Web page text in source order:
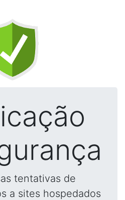
tentativas de
a sites hospedados